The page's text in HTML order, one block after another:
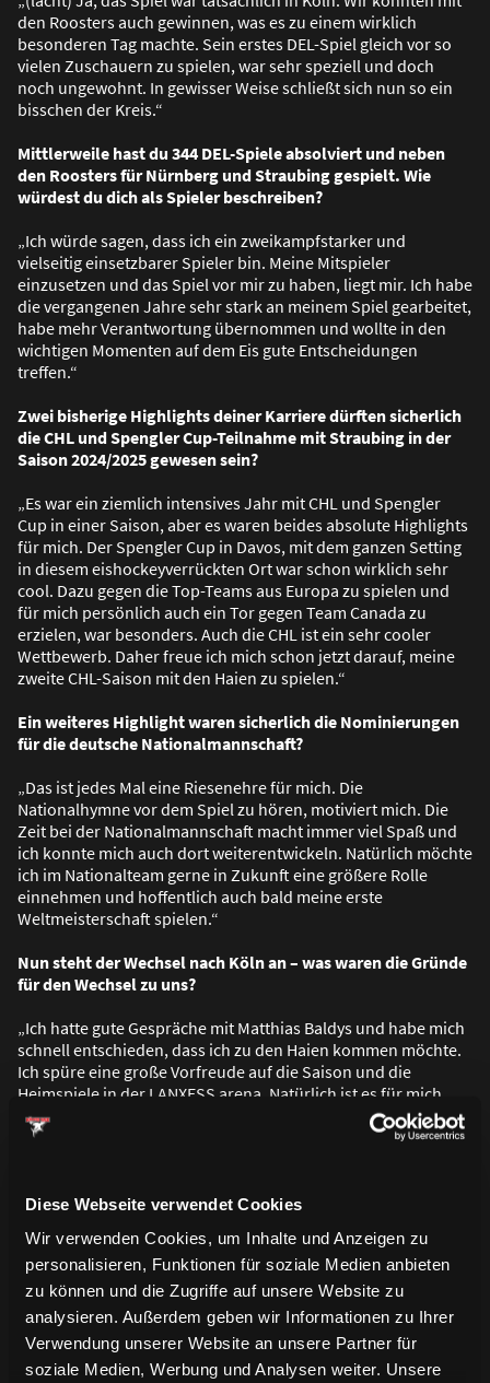
Diese Webseite verwendet Cookies
Wir verwenden Cookies, um Inhalte und Anzeigen zu
personalisieren, Funktionen für soziale Medien anbieten
zu können und die Zugriffe auf unsere Website zu
analysieren. Außerdem geben wir Informationen zu Ihrer
Verwendung unserer Website an unsere Partner für
soziale Medien, Werbung und Analysen weiter. Unsere
den Roosters auch gewinnen, was es zu einem wirklich
besonderen Tag machte. Sein erstes DEL-Spiel gleich vor so
vielen Zuschauern zu spielen, war sehr speziell und doch
noch ungewohnt. In gewisser Weise schließt sich nun so ein
bisschen der Kreis.“
Mittlerweile hast du 344 DEL-Spiele absolviert und neben
den Roosters für Nürnberg und Straubing gespielt. Wie
würdest du dich als Spieler beschreiben?
„Ich würde sagen, dass ich ein zweikampfstarker und
vielseitig einsetzbarer Spieler bin. Meine Mitspieler
einzusetzen und das Spiel vor mir zu haben, liegt mir. Ich habe
die vergangenen Jahre sehr stark an meinem Spiel gearbeitet,
habe mehr Verantwortung übernommen und wollte in den
wichtigen Momenten auf dem Eis gute Entscheidungen
treffen.“
Zwei bisherige Highlights deiner Karriere dürften sicherlich
die CHL und Spengler Cup-Teilnahme mit Straubing in der
Saison 2024/2025 gewesen sein?
„Es war ein ziemlich intensives Jahr mit CHL und Spengler
Cup in einer Saison, aber es waren beides absolute Highlights
für mich. Der Spengler Cup in Davos, mit dem ganzen Setting
in diesem eishockeyverrückten Ort war schon wirklich sehr
cool. Dazu gegen die Top-Teams aus Europa zu spielen und
für mich persönlich auch ein Tor gegen Team Canada zu
erzielen, war besonders. Auch die CHL ist ein sehr cooler
Wettbewerb. Daher freue ich mich schon jetzt darauf, meine
zweite CHL-Saison mit den Haien zu spielen.“
Ein weiteres Highlight waren sicherlich die Nominierungen
für die deutsche Nationalmannschaft?
„Das ist jedes Mal eine Riesenehre für mich. Die
Nationalhymne vor dem Spiel zu hören, motiviert mich. Die
Zeit bei der Nationalmannschaft macht immer viel Spaß und
ich konnte mich auch dort weiterentwickeln. Natürlich möchte
ich im Nationalteam gerne in Zukunft eine größere Rolle
einnehmen und hoffentlich auch bald meine erste
Weltmeisterschaft spielen.“
Nun steht der Wechsel nach Köln an – was waren die Gründe
für den Wechsel zu uns?
„Ich hatte gute Gespräche mit Matthias Baldys und habe mich
schnell entschieden, dass ich zu den Haien kommen möchte.
Ich spüre eine große Vorfreude auf die Saison und die
Heimspiele in der LANXESS arena. Natürlich ist es für mich
auch schön, wieder näher an meiner Heimat zu sein.“
„Das stimmt, insbesondere die jüngeren deutschen Spieler
‚Bokki‘ kenne ich schon recht lange und habe einige Turniere
im Nachwuchs mit ihm gespielt. Dazu kennen ich den einen
oder anderen von der Nationalmannschaft und mit Gregor
MacLeod habe ich zwei Jahre in Nürnberg gespielt.“
Nun steht erstmals der Sommer an – wie sehen die nächsten
Wochen für dich aus?